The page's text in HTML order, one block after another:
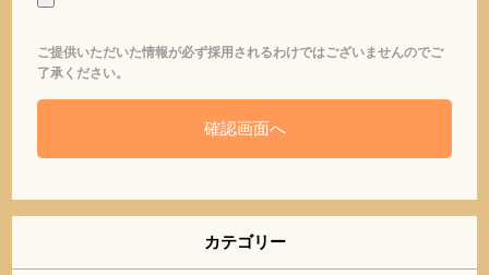
ご提供いただいた情報が必ず採用されるわけではございませんのでご
了承ください。
カテゴリー